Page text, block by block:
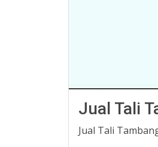
Jual Tali
Jual Tali